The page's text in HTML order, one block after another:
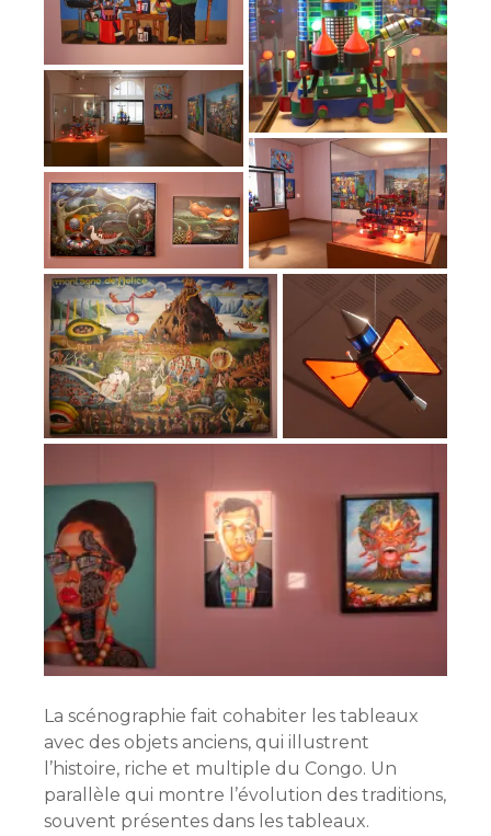
La scénographie fait cohabiter les tableaux
avec des objets anciens, qui illustrent
l’histoire, riche et multiple du Congo. Un
parallèle qui montre l’évolution des traditions,
souvent présentes dans les tableaux.